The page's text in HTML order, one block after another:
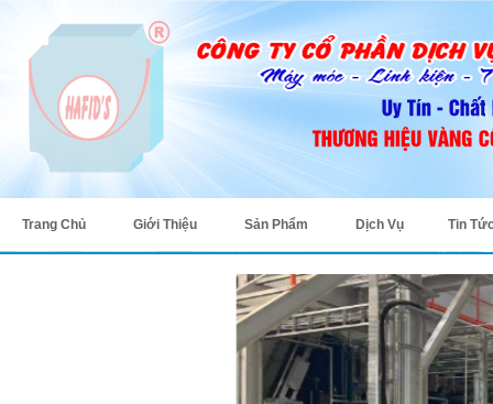
Trang Chủ Giới Thiệu Sản Phẩm Dịch Vụ Tin